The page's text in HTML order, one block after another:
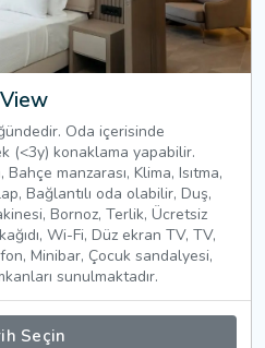
Oda içerisinde
(<3y) konaklama yapabilir.
manzarası, Klima, Isıtma,
Bağlantılı oda olabilir, Duş,
Bornoz, Terlik, Ücretsiz
Wi-Fi, Düz ekran TV, TV,
Minibar, Çocuk sandalyesi,
sunulmaktadır.
Seçin